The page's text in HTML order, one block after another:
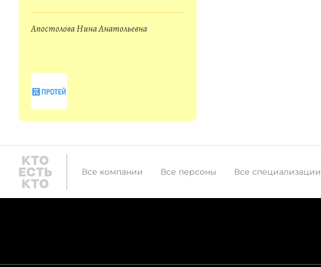
Апостолова Нина Анатольевна
Все компании Все персоны Все специализации